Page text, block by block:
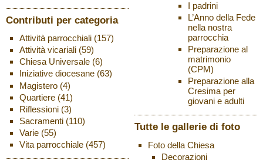
Contributi per categoria
Attività parrocchiali(157)
Attività vicariali(59)
Chiesa Universale(6)
Iniziative diocesane(63)
Magistero(4)
Quartiere(41)
Riflessioni(3)
Sacramenti(110)
Varie(55)
Vita parrocchiale(457)
I padrini
L’Anno della Fede
nella nostra
parrocchia
Preparazione al
matrimonio
(CPM)
Preparazione alla
Cresima per
giovani e adulti
Tutte le gallerie di foto
Foto della Chiesa
Decorazioni